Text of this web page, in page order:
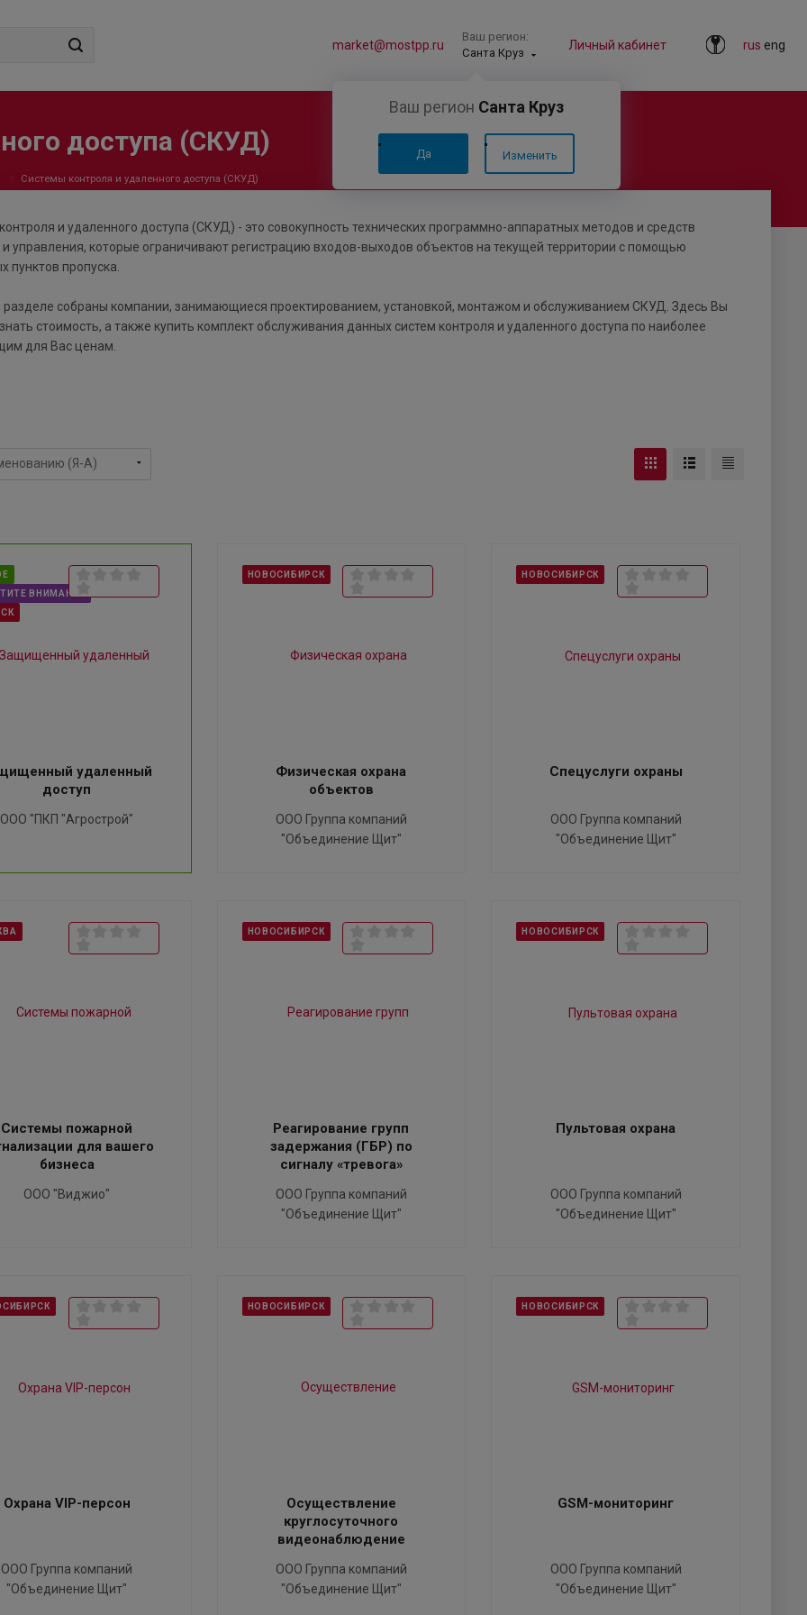
rus eng
Личный кабинет
Ваш регион:
Санта Круз
Ваш регион Санта Круз
Да Изменить
market@mostpp.ru
доступа (СКУД)
Системы контроля и удаленного доступа (СКУД)
и удаленного доступа (СКУД) - это совокупность технических программно-аппаратных методов и средств
и управления, которые ограничивают регистрацию входов-выходов объектов на текущей территории с помощью
пунктов пропуска.
собраны компании, занимающиеся проектированием, установкой, монтажом и обслуживанием СКУД. Здесь Вы
стоимость, а также купить комплект обслуживания данных систем контроля и удаленного доступа по наиболее
для Вас ценам.
ВНИМАНИЕ
удаленный
доступ
ООО "ПКП "Агрострой"
НОВОСИБИРСК
Физическая охрана
объектов
ООО Группа компаний
"Объединение Щит"
НОВОСИБИРСК
Спецуслуги охраны
ООО Группа компаний
"Объединение Щит"
Системы пожарной
для вашего
бизнеса
ООО "Виджио"
НОВОСИБИРСК
Реагирование групп
задержания (ГБР) по
сигналу «тревога»
ООО Группа компаний
"Объединение Щит"
НОВОСИБИРСК
Пультовая охрана
ООО Группа компаний
"Объединение Щит"
Охрана VIP-персон
ООО Группа компаний
"Объединение Щит"
НОВОСИБИРСК
Осуществление
круглосуточного
видеонаблюдение
ООО Группа компаний
"Объединение Щит"
НОВОСИБИРСК
GSM-мониторинг
ООО Группа компаний
"Объединение Щит"